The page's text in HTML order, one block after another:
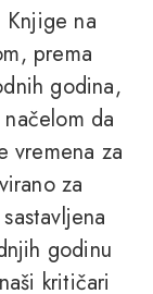
na
prema
godina,
da
vremena za
za
godinu
kritičari